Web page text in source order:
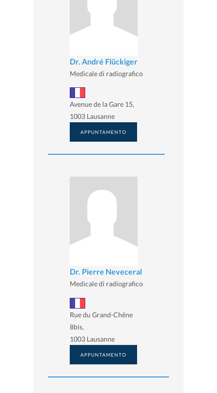
Dr. André Flückiger
Medicale di radiografico
Avenue de la Gare 15,
1003 Lausanne
APPUNTAMENTO
Dr. Pierre Neveceral
Medicale di radiografico
Rue du Grand-Chêne
8bis,
1003 Lausanne
APPUNTAMENTO